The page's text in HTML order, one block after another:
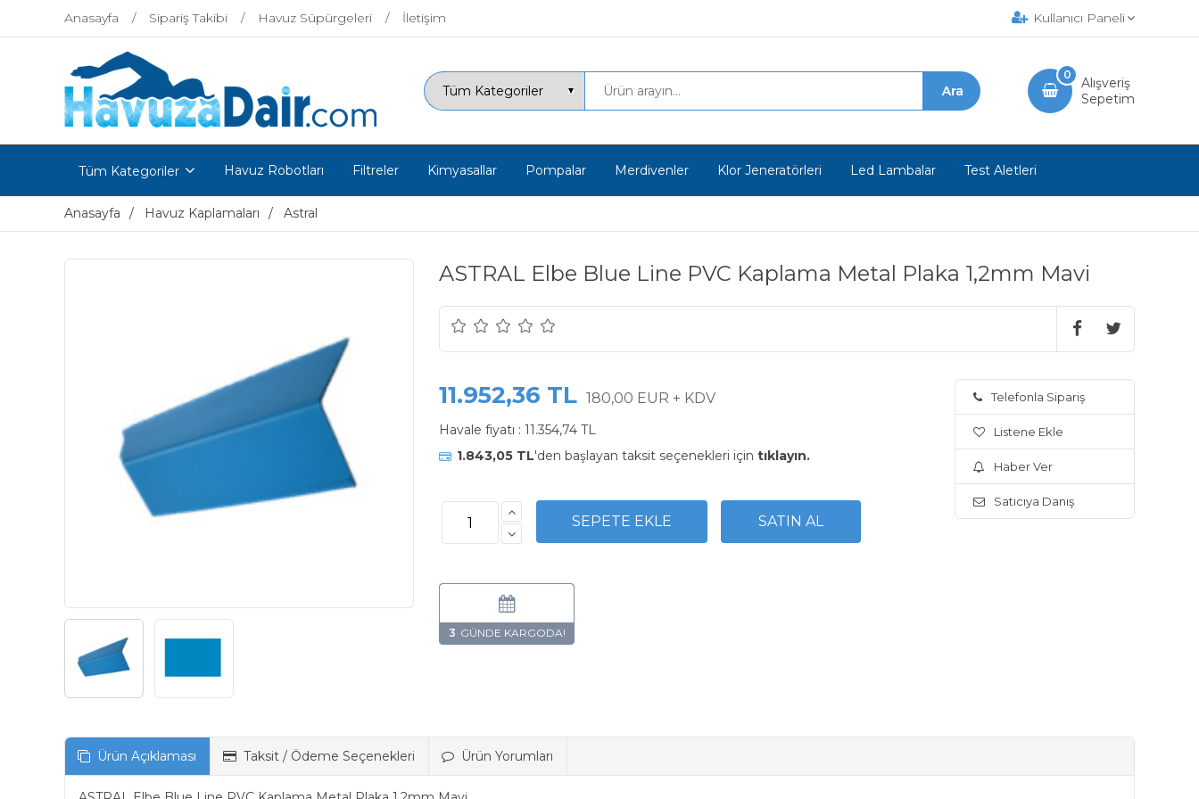
Anasayfa Sipariş Takibi Havuz Süpürgeleri İletişim Kullanıcı Paneli
Alışveriş
Sepetim
0
Tüm Kategoriler Havuz Robotları Filtreler Kimyasallar Pompalar Merdivenler Klor Jeneratörleri Led Lambalar Test Aletleri
Anasayfa Havuz Kaplamaları Astral
ASTRAL Elbe Blue Line PVC Kaplama Metal Plaka 1,2mm Mavi
11.952,36 TL 180,00 EUR + KDV
Havale fiyatı : 11.354,74 TL
1.843,05 TL'den başlayan taksit seçenekleri için tıklayın.
3
Telefonla Sipariş
Listene Ekle
Haber Ver
Satıcıya Danış
Ürün Açıklaması Taksit / Ödeme Seçenekleri Ürün Yorumları